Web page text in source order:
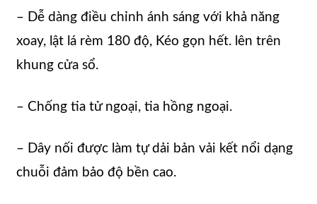
– Dễ dàng điều chỉnh ánh sáng với khả năng
xoay, lật lá rèm 180 độ, Kéo gọn hết. lên trên
khung cửa sổ.
– Chống tia tử ngoại, tia hồng ngoại.
– Dây nối được làm tự dải bản vải kết nổi dạng
chuỗi đảm bảo độ bền cao.